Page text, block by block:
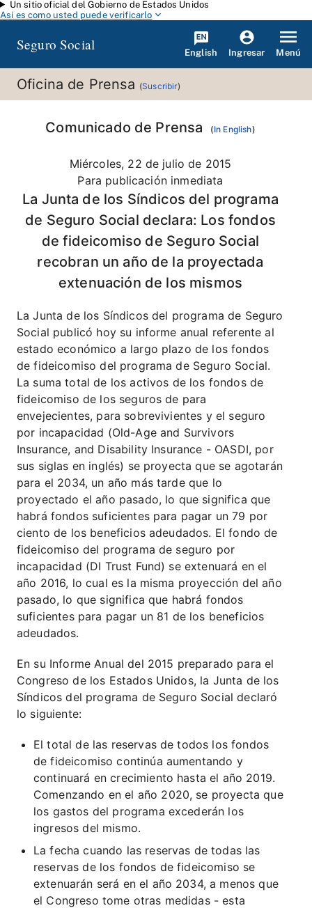
Saltar al contenido principal
Un sitio oficial del Gobierno de Estados Unidos
Así es como usted puede verificarlo
Seguro Social English Ingresar Menú
Oficina de Prensa (Suscribir)
Comunicado de Prensa (In English)
Miércoles, 22 de julio de 2015
Para publicación inmediata
La Junta de los Síndicos del programa
de Seguro Social declara: Los fondos
de fideicomiso de Seguro Social
recobran un año de la proyectada
extenuación de los mismos
La Junta de los Síndicos del programa de Seguro
Social publicó hoy su informe anual referente al
estado económico a largo plazo de los fondos
de fideicomiso del programa de Seguro Social.
La suma total de los activos de los fondos de
fideicomiso de los seguros de para
envejecientes, para sobrevivientes y el seguro
por incapacidad (Old-Age and Survivors
Insurance, and Disability Insurance - OASDI, por
sus siglas en inglés) se proyecta que se agotarán
para el 2034, un año más tarde que lo
proyectado el año pasado, lo que significa que
habrá fondos suficientes para pagar un 79 por
ciento de los beneficios adeudados. El fondo de
fideicomiso del programa de seguro por
incapacidad (DI Trust Fund) se extenuará en el
año 2016, lo cual es la misma proyección del año
pasado, lo que significa que habrá fondos
suficientes para pagar un 81 de los beneficios
adeudados.
En su Informe Anual del 2015 preparado para el
Congreso de los Estados Unidos, la Junta de los
Síndicos del programa de Seguro Social declaró
lo siguiente:
El total de las reservas de todos los fondos
de fideicomiso continúa aumentando y
continuará en crecimiento hasta el año 2019.
Comenzando en el año 2020, se proyecta que
los gastos del programa excederán los
ingresos del mismo.
La fecha cuando las reservas de todas las
reservas de los fondos de fideicomiso se
extenuarán será en el año 2034, a menos que
el Congreso tome otras medidas - esta